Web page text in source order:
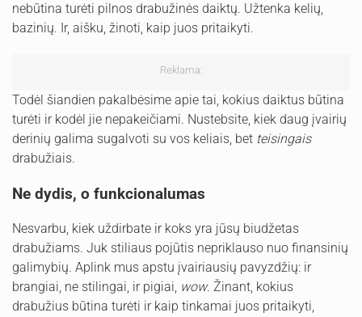
nebūtina turėti pilnos drabužinės daiktų. Užtenka kelių,
bazinių. Ir, aišku, žinoti, kaip juos pritaikyti.
Reklama:
Todėl šiandien pakalbėsime apie tai, kokius daiktus būtina
turėti ir kodėl jie nepakeičiami. Nustebsite, kiek daug įvairių
derinių galima sugalvoti su vos keliais, bet teisingais
drabužiais.
Ne dydis, o funkcionalumas
Nesvarbu, kiek uždirbate ir koks yra jūsų biudžetas
drabužiams. Juk stiliaus pojūtis nepriklauso nuo finansinių
galimybių. Aplink mus apstu įvairiausių pavyzdžių: ir
brangiai, ne stilingai, ir pigiai, wow. Žinant, kokius
drabužius būtina turėti ir kaip tinkamai juos pritaikyti,